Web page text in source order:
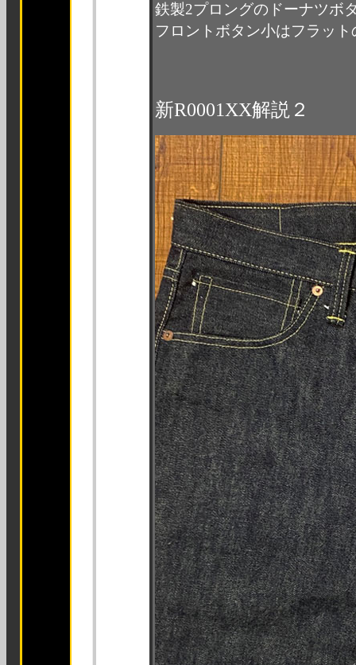
鉄製2プロングのドーナツボ
フロントボタン小はフラッ
新R0001XX解説２